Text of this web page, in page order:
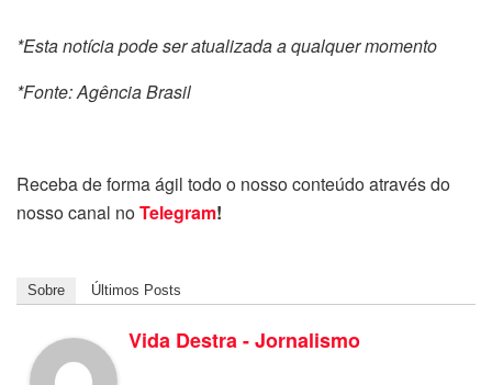
*Esta notícia pode ser atualizada a qualquer momento
*Fonte: Agência Brasil
Receba de forma ágil todo o nosso conteúdo através do
nosso canal noTelegram!
Sobre Últimos Posts
Vida Destra - Jornalismo